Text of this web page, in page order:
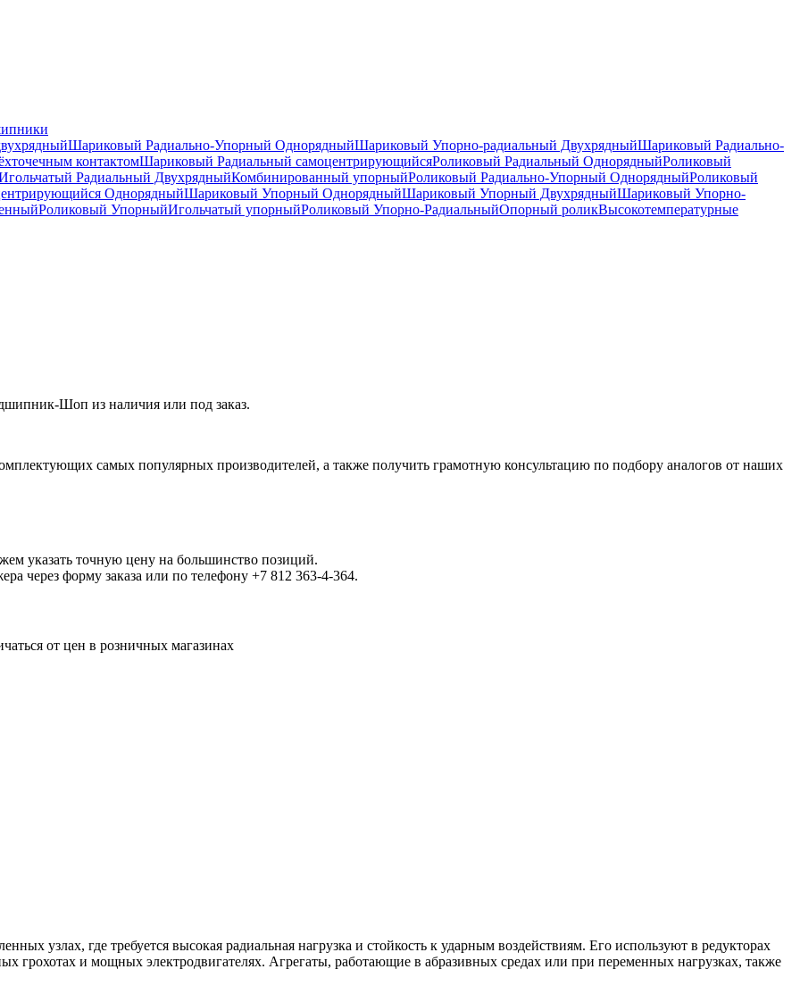
Шариковый Радиально-Упорный ОднорядныйШариковый Упорно-радиальный ДвухрядныйШариковый Радиально-
контактомШариковый Радиальный самоцентрирующийсяРоликовый Радиальный ОднорядныйРоликовый
Радиальный ДвухрядныйКомбинированный упорныйРоликовый Радиально-Упорный ОднорядныйРоликовый
ОднорядныйШариковый Упорный ОднорядныйШариковый Упорный ДвухрядныйШариковый Упорно-
Роликовый УпорныйИгольчатый упорныйРоликовый Упорно-РадиальныйОпорный роликВысокотемпературные
Шоп из наличия или под заказ.
самых популярных производителей, а также получить грамотную консультацию по подбору аналогов от наших
указать точную цену на большинство позиций.
через форму заказа или по телефону +7 812 363-4-364.
от цен в розничных магазинах
узлах, где требуется высокая радиальная нагрузка и стойкость к ударным воздействиям. Его используют в редукторах
грохотах и мощных электродвигателях. Агрегаты, работающие в абразивных средах или при переменных нагрузках, также